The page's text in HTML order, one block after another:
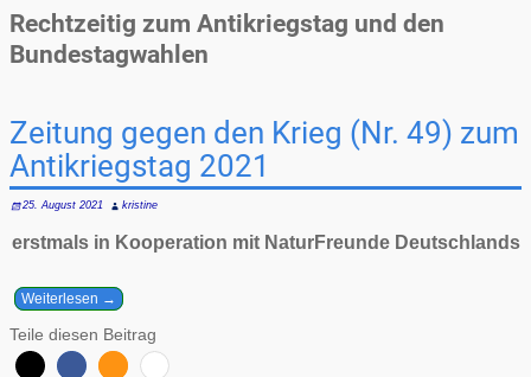
Rechtzeitig zum Antikriegstag und den
Bundestagwahlen
Zeitung gegen den Krieg (Nr. 49) zum
Antikriegstag 2021
25. August 2021 kristine
erstmals in Kooperation mit NaturFreunde Deutschlands
Weiterlesen →
Teile diesen Beitrag